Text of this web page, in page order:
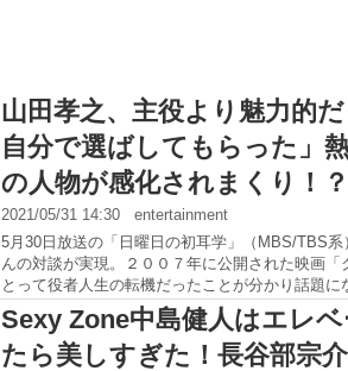
山田孝之、主役より魅力的
自分で選ばしてもらった」
の人物が感化されまくり！？
2021/05/31 14:30
entertainment
5月30日放送の「日曜日の初耳学」（MBS/TBS
んの対談が実現。２００７年に公開された映画
とって役者人生の転機だったことが分かり話題に
Sexy Zone中島健人はエレ
たら美しすぎた！長谷部宗